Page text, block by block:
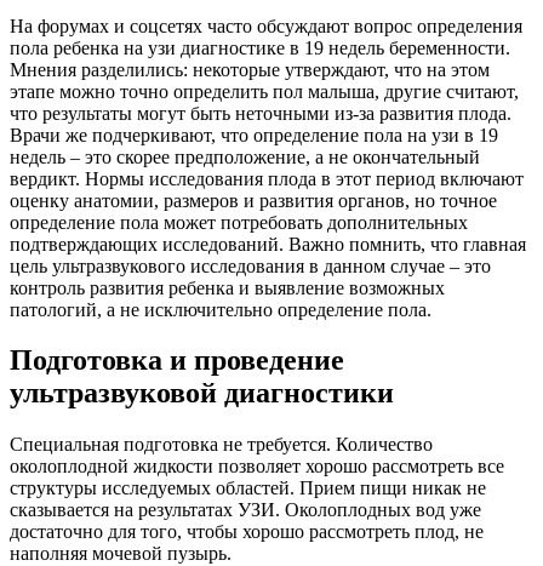
На форумах и соцсетях часто обсуждают вопрос определения
пола ребенка на узи диагностике в 19 недель беременности.
Мнения разделились: некоторые утверждают, что на этом
этапе можно точно определить пол малыша, другие считают,
что результаты могут быть неточными из-за развития плода.
Врачи же подчеркивают, что определение пола на узи в 19
недель – это скорее предположение, а не окончательный
вердикт. Нормы исследования плода в этот период включают
оценку анатомии, размеров и развития органов, но точное
определение пола может потребовать дополнительных
подтверждающих исследований. Важно помнить, что главная
цель ультразвукового исследования в данном случае – это
контроль развития ребенка и выявление возможных
патологий, а не исключительно определение пола.
Подготовка и проведение
ультразвуковой диагностики
Специальная подготовка не требуется. Количество
околоплодной жидкости позволяет хорошо рассмотреть все
структуры исследуемых областей. Прием пищи никак не
сказывается на результатах УЗИ. Околоплодных вод уже
достаточно для того, чтобы хорошо рассмотреть плод, не
наполняя мочевой пузырь.